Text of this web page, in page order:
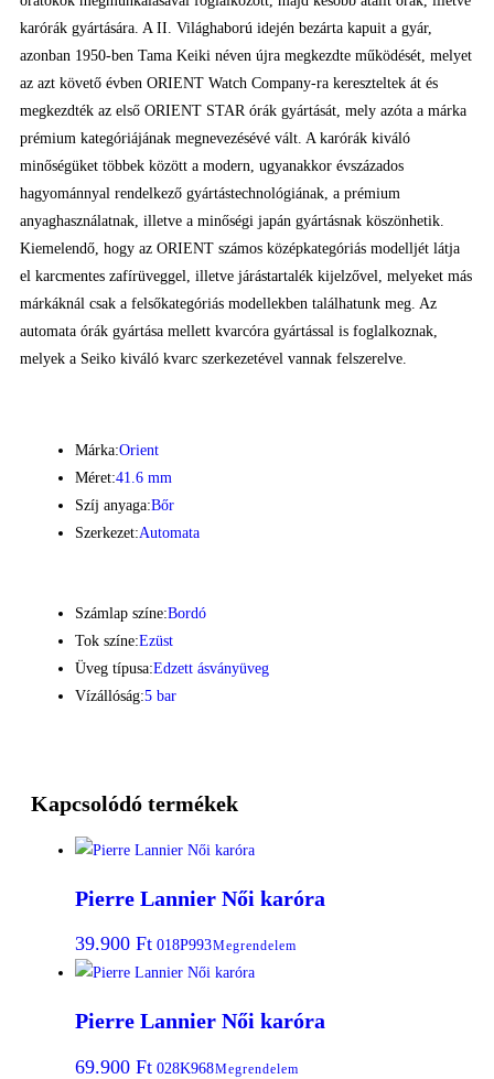
karórák gyártására. A II. Világhaború idején bezárta kapuit a gyár,
azonban 1950-ben Tama Keiki néven újra megkezdte működését, melyet
az azt követő évben ORIENT Watch Company-ra kereszteltek át és
megkezdték az első ORIENT STAR órák gyártását, mely azóta a márka
prémium kategóriájának megnevezésévé vált. A karórák kiváló
minőségüket többek között a modern, ugyanakkor évszázados
hagyománnyal rendelkező gyártástechnológiának, a prémium
anyaghasználatnak, illetve a minőségi japán gyártásnak köszönhetik.
Kiemelendő, hogy az ORIENT számos középkategóriás modelljét látja
el karcmentes zafírüveggel, illetve járástartalék kijelzővel, melyeket más
márkáknál csak a felsőkategóriás modellekben találhatunk meg. Az
automata órák gyártása mellett kvarcóra gyártással is foglalkoznak,
melyek a Seiko kiváló kvarc szerkezetével vannak felszerelve.
Márka:Orient
Méret:41.6 mm
Szíj anyaga:Bőr
Szerkezet:Automata
Számlap színe:Bordó
Tok színe:Ezüst
Üveg típusa:Edzett ásványüveg
Vízállóság:5 bar
Kapcsolódó termékek
Pierre Lannier Női karóra
39.900 Ft 018P993Megrendelem
Pierre Lannier Női karóra
69.900 Ft 028K968Megrendelem